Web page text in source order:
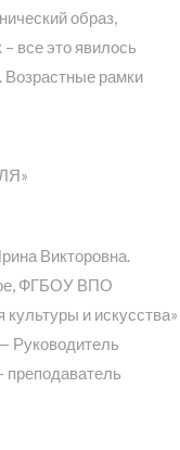
образ,
все это явилось
Возрастные рамки
Викторовна.
ФГБОУ ВПО
и искусства»
Руководитель
преподаватель